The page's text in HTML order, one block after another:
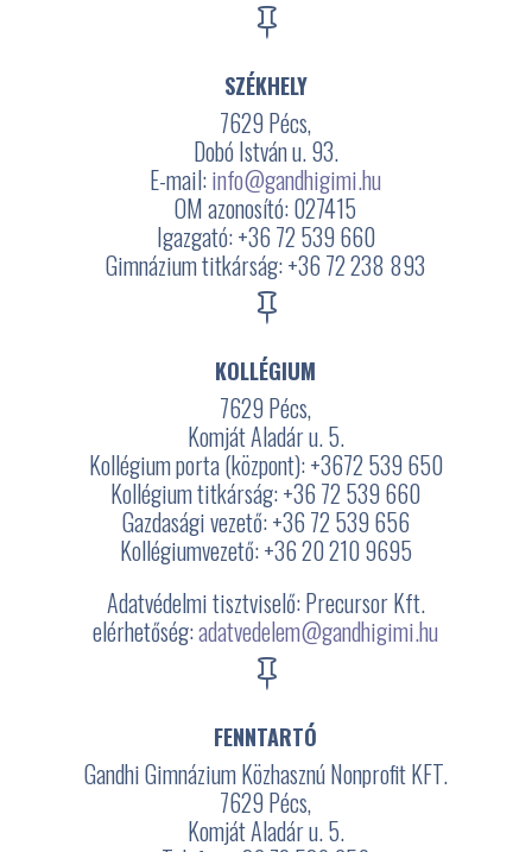

SZÉKHELY
7629 Pécs,
Dobó István u. 93.
E-mail:info@gandhigimi.hu
OM azonosító: 027415
Igazgató: +36 72 539 660
Gimnázium titkárság: +36 72 238 893

KOLLÉGIUM
7629 Pécs,
Komját Aladár u. 5.
Kollégium porta (központ): +3672 539 650
Kollégium titkárság: +36 72 539 660
Gazdasági vezető: +36 72 539 656
Kollégiumvezető: +36 20 210 9695
Adatvédelmi tisztviselő: Precursor Kft.
elérhetőség:adatvedelem@gandhigimi.hu

FENNTARTÓ
Gandhi Gimnázium Közhasznú Nonprofit KFT.
7629 Pécs,
Komját Aladár u. 5.